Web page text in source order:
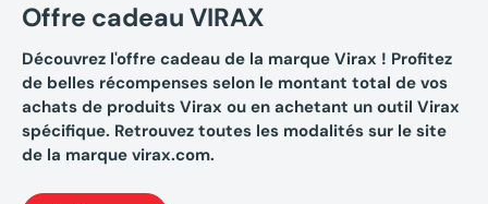
Offre cadeau VIRAX
Découvrez l'offre cadeau de la marque Virax ! Profitez
de belles récompenses selon le montant total de vos
achats de produits Virax ou en achetant un outil Virax
spécifique. Retrouvez toutes les modalités sur le site
de la marque virax.com.